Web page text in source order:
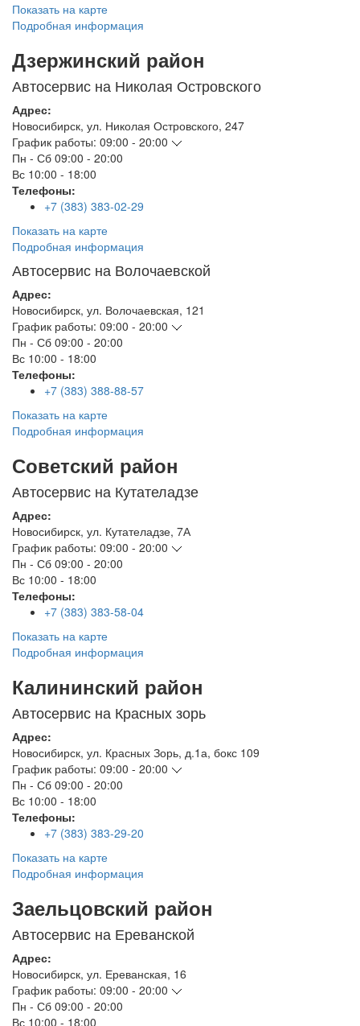
Показать на карте
Подробная информация
Дзержинский район
Автосервис на Николая Островского
Адрес:
Новосибирск, ул. Николая Островского, 247
График работы: 09:00 - 20:00
Пн - Сб 09:00 - 20:00
Вс 10:00 - 18:00
Телефоны:
+7 (383) 383-02-29
Показать на карте
Подробная информация
Автосервис на Волочаевской
Адрес:
Новосибирск, ул. Волочаевская, 121
График работы: 09:00 - 20:00
Пн - Сб 09:00 - 20:00
Вс 10:00 - 18:00
Телефоны:
+7 (383) 388-88-57
Показать на карте
Подробная информация
Советский район
Автосервис на Кутателадзе
Адрес:
Новосибирск, ул. Кутателадзе, 7А
График работы: 09:00 - 20:00
Пн - Сб 09:00 - 20:00
Вс 10:00 - 18:00
Телефоны:
+7 (383) 383-58-04
Показать на карте
Подробная информация
Калининский район
Автосервис на Красных зорь
Адрес:
Новосибирск, ул. Красных Зорь, д.1а, бокс 109
График работы: 09:00 - 20:00
Пн - Сб 09:00 - 20:00
Вс 10:00 - 18:00
Телефоны:
+7 (383) 383-29-20
Показать на карте
Подробная информация
Заельцовский район
Автосервис на Ереванской
Адрес:
Новосибирск, ул. Ереванская, 16
График работы: 09:00 - 20:00
Пн - Сб 09:00 - 20:00
Вс 10:00 - 18:00